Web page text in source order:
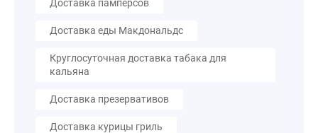
Доставка памперсов
Доставка еды Макдональдс
Круглосуточная доставка табака для
кальяна
Доставка презервативов
Доставка курицы гриль